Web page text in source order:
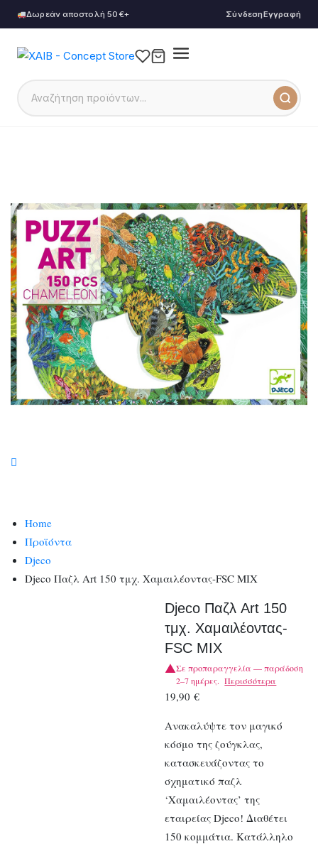
Δωρεάν αποστολή 50€+ ΣύνδεσηΕγγραφή
Home
Προϊόντα
Djeco
Djeco Παζλ Art 150 τμχ. Χαμαιλέοντας-FSC MIX
Djeco Παζλ Art 150
τμχ. Χαμαιλέοντας-
FSC MIX
Σε προπαραγγελία — παράδοση
2–7 ημέρες. Περισσότερα
19,90€
Ανακαλύψτε τον μαγικό
κόσμο της ζούγκλας,
κατασκευάζοντας το
σχηματικό παζλ
‘Χαμαιλέοντας’ της
εταιρείας Djeco! Διαθέτει
150 κομμάτια. Κατάλληλο